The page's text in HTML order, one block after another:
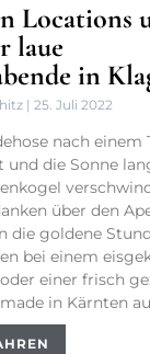
Locations
laue
in
25. Juli 2022
nach einem
die Sonne
über den
die goldene
bei einem
einer frisch
in Kärnten